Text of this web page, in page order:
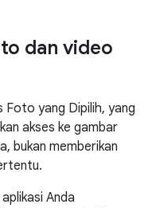
dan video
Foto yang Dipilih, yang
akses ke gambar
bukan memberikan
Anda